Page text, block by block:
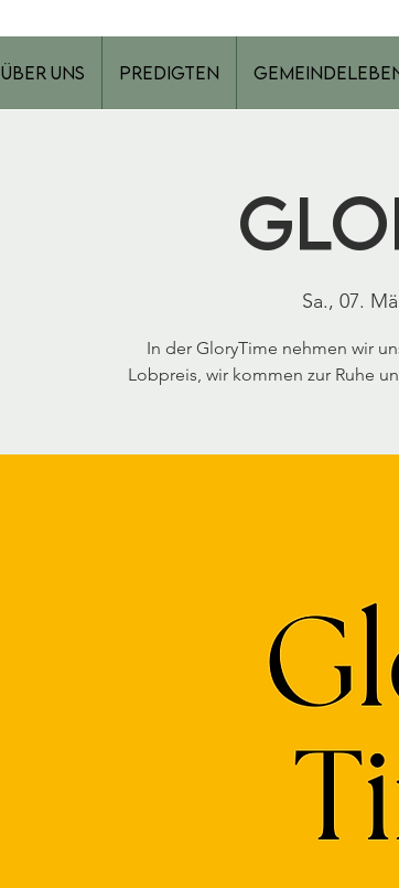
Über Uns Predigten
Sa., 07.
In der GloryTime nehmen wir
Lobpreis, wir kommen zur Ruhe